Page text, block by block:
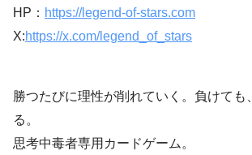
HP： https://legend-of-stars.com
X:https://x.com/legend_of_stars
勝つたびに理性が削れていく。負けても
る。
思考中毒者専用カードゲーム。